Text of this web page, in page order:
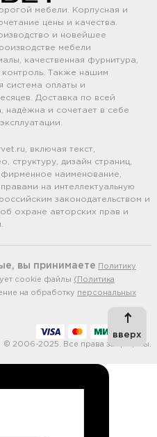
вверх
мебели. Корпусная и
цены и качества.
и новейшее
мебели
качественная фурнитура,
контроль. Также нашим
система оплаты и
Доставка по всей
надёжна и сочетает в себе
включая текст,
структуру, дизайн страниц,
наименование,
на интеллектуальную
законодательством и
охране авторских прав и
вы принимаете
Политику
cookie файлы (Политика
на обработку персональных
© 2006-2025. Все права защищены.